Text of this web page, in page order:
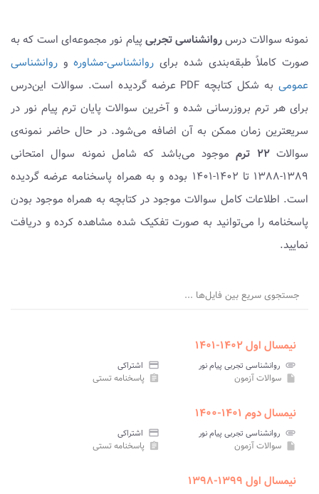
نمونه سوالات درسروانشناسی تجربی پیام نور مجموعه‌ای است که به
صورت کاملاً طبقه‌بندی شده برای روانشناسی-مشاورهو روانشناسی
عمومی
به شکل کتابچه PDF عرضه گردیده است. سوالات این‌درس
برای هر ترم بروزرسانی شده و آخرین سوالات پایان ترم پیام نور در
سریعترین زمان ممکن به آن اضافه می‌شود. در حال حاضر نمونه‌ی
سوالات۲۲ ترم
موجود می‌باشد که شامل نمونه سوال امتحانی
۱۳۸۹-۱۳۸۸ تا ۱۴۰۲-۱۴۰۱ بوده و به همراه پاسخنامه عرضه گردیده
است. اطلاعات کامل سوالات موجود در کتابچه به همراه موجود بودن
پاسخنامه را می‌توانید به صورت تفکیک شده مشاهده کرده و دریافت
نمایید.
جستجوی سریع بین فایل‌ها ...
نیمسال اول ۱۴۰۲-۱۴۰۱
attachment روانشناسی تجربی پیام نور credit_card اشتراکی
insert_drive_file سوالات آزمون assignment پاسخنامه تستی
نیمسال دوم ۱۴۰۱-۱۴۰۰
attachment روانشناسی تجربی پیام نور credit_card اشتراکی
insert_drive_file سوالات آزمون assignment پاسخنامه تستی
نیمسال اول ۱۳۹۹-۱۳۹۸